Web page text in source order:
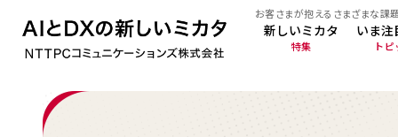
お客さまが抱えるさまざまな課
新しいミカタ
特集
いま注
ト